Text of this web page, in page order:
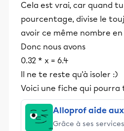
Cela est vrai, car quand
pourcentage, divise le
avoir ce même nombre
Donc nous avons
0.32 * x = 6.4
Il ne te reste qu'à isoler :)
Voici une fiche qui pourra
Alloprof aide
Grâce à ses services